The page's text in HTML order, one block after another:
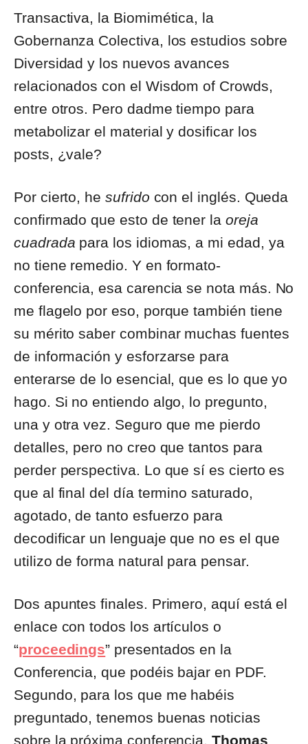
Transactiva, la Biomimética, la
Gobernanza Colectiva, los estudios sobre
Diversidad y los nuevos avances
relacionados con el Wisdom of Crowds,
entre otros. Pero dadme tiempo para
metabolizar el material y dosificar los
posts, ¿vale?
Por cierto, hesufrido con el inglés. Queda
confirmado que esto de tener la oreja
cuadrada para los idiomas, a mi edad, ya
no tiene remedio. Y en formato-
conferencia, esa carencia se nota más. No
me flagelo por eso, porque también tiene
su mérito saber combinar muchas fuentes
de información y esforzarse para
enterarse de lo esencial, que es lo que yo
hago. Si no entiendo algo, lo pregunto,
una y otra vez. Seguro que me pierdo
detalles, pero no creo que tantos para
perder perspectiva. Lo que sí es cierto es
que al final del día termino saturado,
agotado, de tanto esfuerzo para
decodificar un lenguaje que no es el que
utilizo de forma natural para pensar.
Dos apuntes finales. Primero, aquí está el
enlace con todos los artículos o
“proceedings” presentados en la
Conferencia, que podéis bajar en PDF.
Segundo, para los que me habéis
preguntado, tenemos buenas noticias
sobre la próxima conferencia.Thomas